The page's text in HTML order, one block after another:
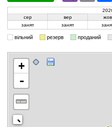
сер
вер жов
занят
занят
вільний резерв проданий
+
-